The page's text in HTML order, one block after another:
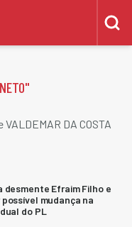
"
DA COSTA
desmente Efraim Filho e
mudança na
do PL